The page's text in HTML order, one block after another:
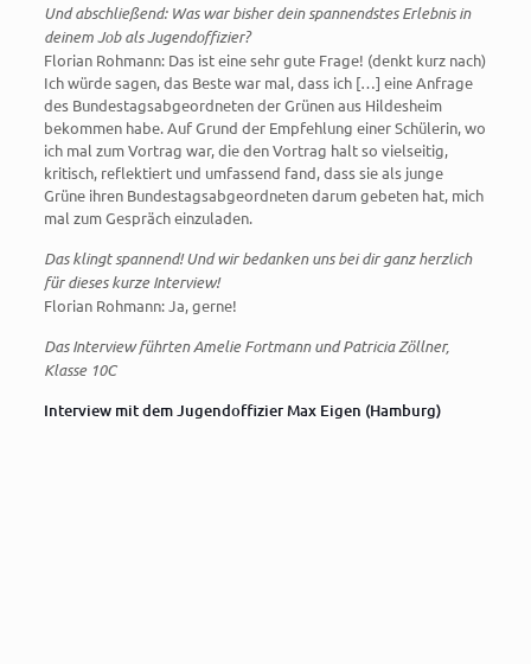
Und abschließend: Was war bisher dein spannendstes Erlebnis in
deinem Job als Jugendoffizier?
Florian Rohmann: Das ist eine sehr gute Frage! (denkt kurz nach)
Ich würde sagen, das Beste war mal, dass ich […] eine Anfrage
des Bundestagsabgeordneten der Grünen aus Hildesheim
bekommen habe. Auf Grund der Empfehlung einer Schülerin, wo
ich mal zum Vortrag war, die den Vortrag halt so vielseitig,
kritisch, reflektiert und umfassend fand, dass sie als junge
Grüne ihren Bundestagsabgeordneten darum gebeten hat, mich
mal zum Gespräch einzuladen.
Das klingt spannend! Und wir bedanken uns bei dir ganz herzlich
für dieses kurze Interview!
Florian Rohmann: Ja, gerne!
Das Interview führten Amelie Fortmann und Patricia Zöllner,
Klasse 10C
Interview mit dem Jugendoffizier Max Eigen (Hamburg)